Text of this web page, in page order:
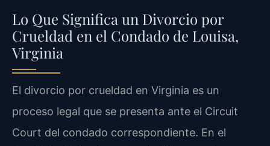
Lo Que Significa un Divorcio por
Crueldad en el Condado de Louisa,
Virginia
El divorcio por crueldad en Virginia es un
proceso legal que se presenta ante el Circuit
Court del condado correspondiente. En el